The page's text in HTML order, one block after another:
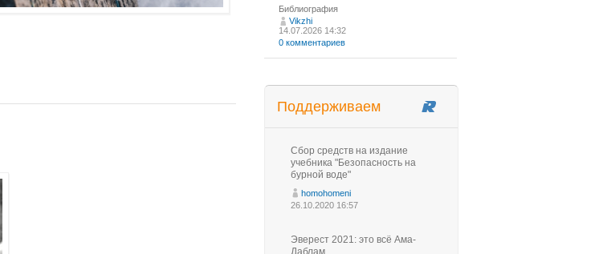
Библиография
Vikzhi
14.07.2026 14:32
0 комментариев
Поддерживаем
Сбор средств на издание
учебника "Безопасность на
бурной воде"
homohomeni
26.10.2020 16:57
Эверест 2021: это всё Ама-
Даблам